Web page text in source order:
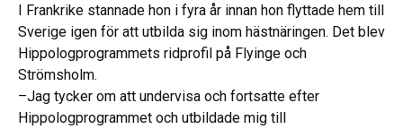
I Frankrike stannade hon i fyra år innan hon flyttade hem till
Sverige igen för att utbilda sig inom hästnäringen. Det blev
Hippologprogrammets ridprofil på Flyinge och
Strömsholm.
–Jag tycker om att undervisa och fortsatte efter
Hippologprogrammet och utbildade mig till